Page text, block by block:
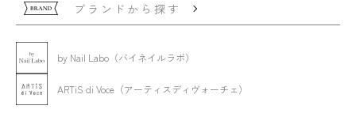
ブランドから探す
by Nail Labo（バイネイルラボ）
ARTiS di Voce（アーティスディヴォーチェ）